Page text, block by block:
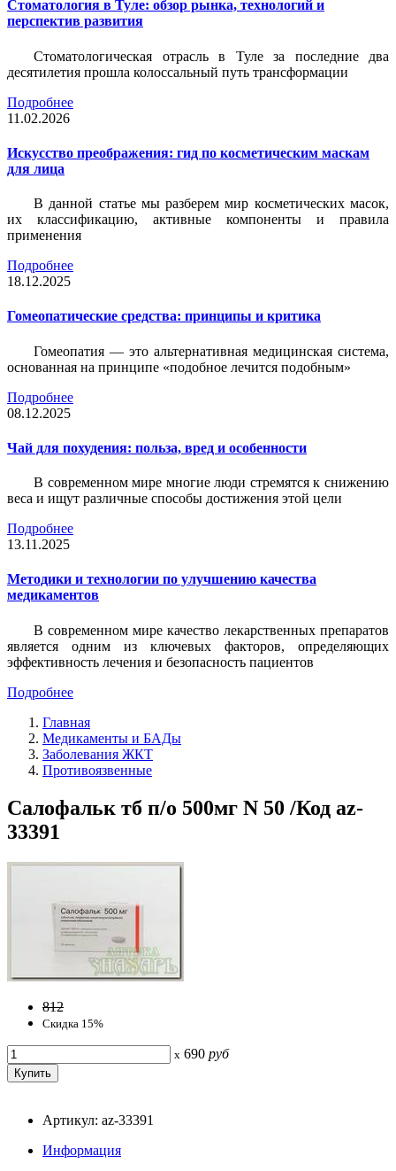
Стоматология в Туле: обзор рынка, технологий и
перспектив развития
Стоматологическая отрасль в Туле за последние два
десятилетия прошла колоссальный путь трансформации
Подробнее
11.02.2026
Искусство преображения: гид по косметическим маскам
для лица
В данной статье мы разберем мир косметических масок,
их классификацию, активные компоненты и правила
применения
Подробнее
18.12.2025
Гомеопатические средства: принципы и критика
Гомеопатия — это альтернативная медицинская система,
основанная на принципе «подобное лечится подобным»
Подробнее
08.12.2025
Чай для похудения: польза, вред и особенности
В современном мире многие люди стремятся к снижению
веса и ищут различные способы достижения этой цели
Подробнее
13.11.2025
Методики и технологии по улучшению качества
медикаментов
В современном мире качество лекарственных препаратов
является одним из ключевых факторов, определяющих
эффективность лечения и безопасность пациентов
Подробнее
Главная
Медикаменты и БАДы
Заболевания ЖКТ
Противоязвенные
Салофальк тб п/о 500мг N 50 /Код az-
33391
812
Скидка 15%
x 690 руб
Артикул: az-33391
Информация